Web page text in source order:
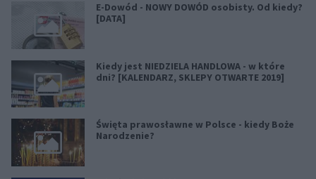
E-Dowód - NOWY DOWÓD osobisty. Od kiedy?
[DATA]
Kiedy jest NIEDZIELA HANDLOWA - w które
dni? [KALENDARZ, SKLEPY OTWARTE 2019]
Święta prawosławne w Polsce - kiedy Boże
Narodzenie?